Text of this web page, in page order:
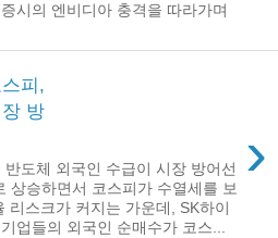
시의 엔비디아 충격을 따라가며
피,
방
›
도체 외국인 수급이 시장 방어선
상승하면서 코스피가 수열세를 보
리스크가 커지는 가운데, SK하이
업들의 외국인 순매수가 코스...